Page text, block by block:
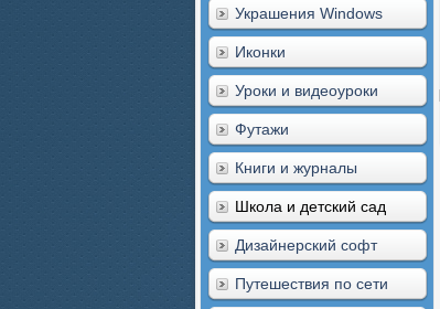
Украшения Windows
Иконки
Уроки и видеоуроки
Футажи
Книги и журналы
Школа и детский сад
Дизайнерский софт
Путешествия по сети